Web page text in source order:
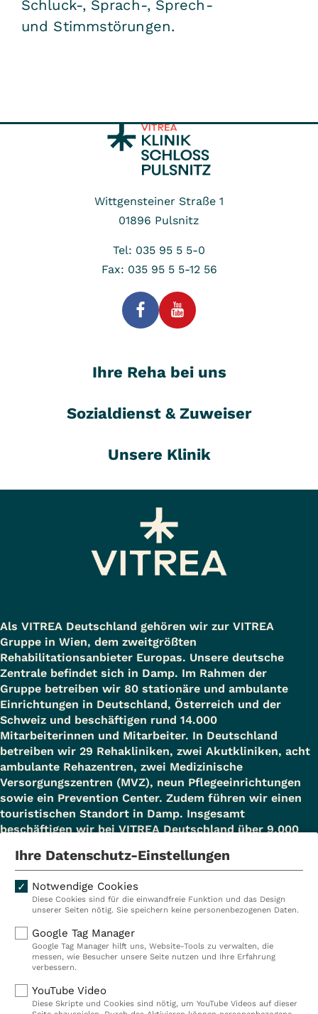
Schluck-, Sprach-, Sprech-
und Stimmstörungen.
Wittgensteiner Straße 1
01896 Pulsnitz
Tel: 035 95 5 5-0
Fax: 035 95 5 5-12 56
Ihre Reha bei uns
Sozialdienst & Zuweiser
Unsere Klinik
Als VITREA Deutschland gehören wir zur VITREA
Gruppe in Wien, dem zweitgrößten
Rehabilitationsanbieter Europas. Unsere deutsche
Zentrale befindet sich in Damp. Im Rahmen der
Gruppe betreiben wir 80 stationäre und ambulante
Einrichtungen in Deutschland, Österreich und der
Schweiz und beschäftigen rund 14.000
Mitarbeiterinnen und Mitarbeiter. In Deutschland
betreiben wir 29 Rehakliniken, zwei Akutkliniken, acht
ambulante Rehazentren, zwei Medizinische
Versorgungszentren (MVZ), neun Pflegeeinrichtungen
sowie ein Prevention Center. Zudem führen wir einen
touristischen Standort in Damp. Insgesamt
beschäftigen wir bei VITREA Deutschland über 9.000
Kliniken
Ambulant
Reha
Prävention
Karriere
VITREA Deutschland
Ihre Datenschutz-Einstellungen
Notwendige Cookies
Diese Cookies sind für die einwandfreie Funktion und das Design
unserer Seiten nötig. Sie speichern keine personenbezogenen Daten.
Google Tag Manager
Google Tag Manager hilft uns, Website-Tools zu verwalten, die
messen, wie Besucher unsere Seite nutzen und Ihre Erfahrung
verbessern.
YouTube Video
Diese Skripte und Cookies sind nötig, um YouTube Videos auf dieser